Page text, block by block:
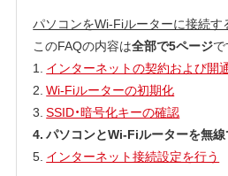
パソコンをWi-Fiルーターに接続す
このFAQの内容は全部で5ページで
1. インターネットの契約および開
2.Wi-Fiルーターの初期化
3.SSID・暗号化キーの確認
4. パソコンとWi-Fiルーターを無
5. インターネット接続設定を行う